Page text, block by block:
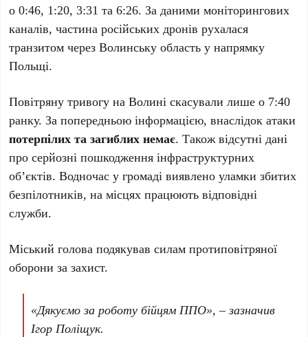
о 0:46, 1:20, 3:31 та 6:26. За даними моніторингових
каналів, частина російських дронів рухалася
транзитом через Волинську область у напрямку
Польщі.
Повітряну тривогу на Волині скасували лише о 7:40
ранку. За попередньою інформацією, внаслідок атаки
потерпілих та загиблих немає. Також відсутні дані
про серйозні пошкодження інфраструктурних
об’єктів. Водночас у громаді виявлено уламки збитих
безпілотників, на місцях працюють відповідні
служби.
Міський голова подякував силам протиповітряної
оборони за захист.
«Дякуємо за роботу бійцям ППО», – зазначив
Ігор Поліщук.